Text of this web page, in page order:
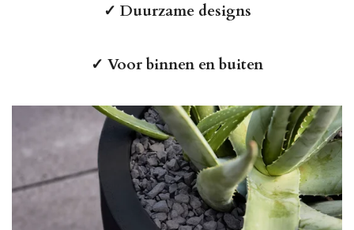
✓ Duurzame designs
✓ Voor binnen en buiten